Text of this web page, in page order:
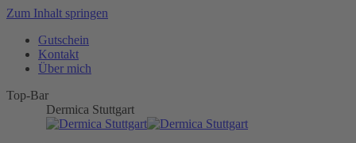
Zum Inhalt springen
Gutschein
Kontakt
Über mich
Top-Bar
Dermica Stuttgart